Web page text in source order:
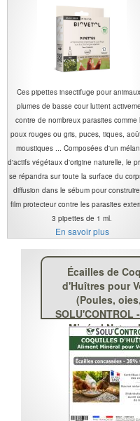
Ces pipettes insectifuge pour
plumes de basse cour luttent
contre de nombreux parasites comme
poux rouges ou gris, puces, tiques,
moustiques ... Composées d'un
d'actifs végétaux d'origine naturelle, le
se répandra sur toute la surface du
diffusion dans le sébum pour
film protecteur contre les parasites
3 pipettes de 1 ml.
En savoir plus
Écailles de
d'Huîtres pour
(Poules,
SOLU'CONTROL
Minéral
Calcium